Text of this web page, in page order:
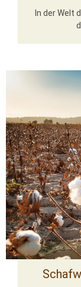
In der Welt